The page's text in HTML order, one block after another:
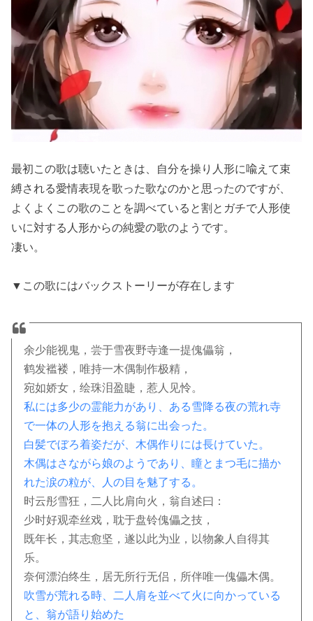
最初この歌は聴いたときは、自分を操り人形に喩えて束
縛される愛情表現を歌った歌なのかと思ったのですが、
よくよくこの歌のことを調べていると割とガチで人形使
いに対する人形からの純愛の歌のようです。
凄い。
▼この歌にはバックストーリーが存在します
余少能视鬼，尝于雪夜野寺逢一提傀儡翁，
鹤发褴褛，唯持一木偶制作极精，
宛如娇女，绘珠泪盈睫，惹人见怜。
私には多少の霊能力があり、ある雪降る夜の荒れ寺
で一体の人形を抱える翁に出会った。
白髪でぼろ着姿だが、木偶作りには長けていた。
木偶はさながら娘のようであり、瞳とまつ毛に描か
れた涙の粒が、人の目を魅了する。
时云彤雪狂，二人比肩向火，翁自述曰：
少时好观牵丝戏，耽于盘铃傀儡之技，
既年长，其志愈坚，遂以此为业，以物象人自得其
乐。
奈何漂泊终生，居无所行无侣，所伴唯一傀儡木偶。
吹雪が荒れる時、二人肩を並べて火に向かっている
と、翁が語り始めた